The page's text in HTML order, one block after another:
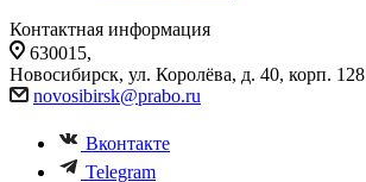
Контактная информация
630015,
Новосибирск, ул. Королёва, д. 40, корп. 128
novosibirsk@prabo.ru
Вконтакте
Telegram